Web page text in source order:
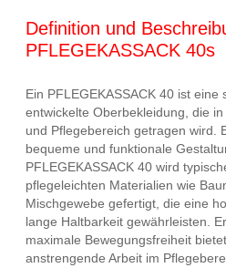
Definition und
PFLEGEKASSACK 40s
Ein PFLEGEKASSACK 40 ist eine
entwickelte Oberbekleidung, die
und Pflegebereich getragen wird.
bequeme und funktionale
PFLEGEKASSACK 40 wird
pflegeleichten Materialien wie
Mischgewebe gefertigt, die eine
lange Haltbarkeit gewährleisten.
maximale Bewegungsfreiheit
anstrengende Arbeit im